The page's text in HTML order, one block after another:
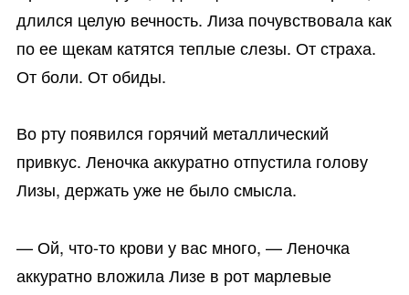
длился целую вечность. Лиза почувствовала как
по ее щекам катятся теплые слезы. От страха.
От боли. От обиды.
Во рту появился горячий металлический
привкус. Леночка аккуратно отпустила голову
Лизы, держать уже не было смысла.
— Ой, что-то крови у вас много, — Леночка
аккуратно вложила Лизе в рот марлевые